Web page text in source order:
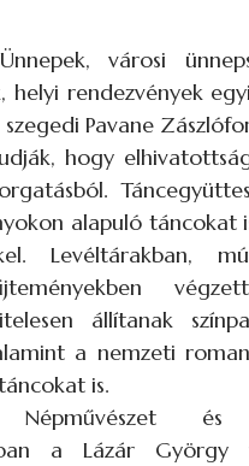
városi
helyi rendezvények
Pavane
hogy
alapuló táncokat
Levéltárakban,
állítanak
a nemzeti
is.
és
a Lázár György